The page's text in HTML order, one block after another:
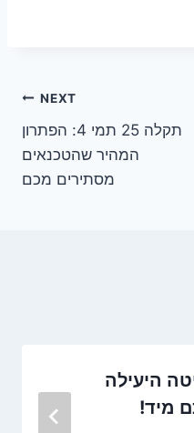
NEXT
תקלה 25 תמי 4: הפתרון
המהיר שהטכנאים
מסתירים מכם
היעילה
מיד!